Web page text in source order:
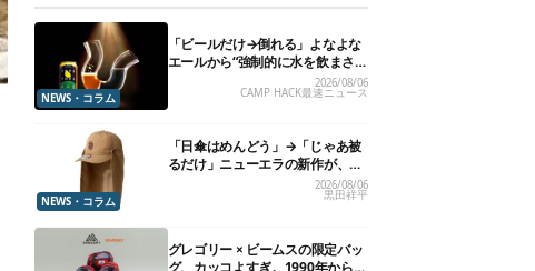
NEWS・コラム
「ビールだけ→倒れる」よなよな
エールから“強制的に水を飲まさ
2026/08/06
CAMP HACK最速ニュース
NEWS・コラム
「日傘はめんどう」→「じゃあ被
るだけ」ニューエラの新作が、真
2026/08/06
黒田祥平
グレゴリー × ビームスの限定バッ
グ、カッコよすぎ。1990年から“3